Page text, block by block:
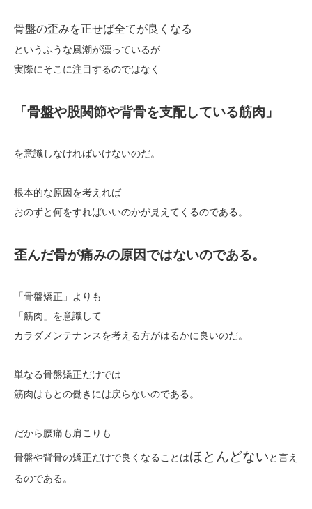
骨盤の歪みを正せば全てが良くなる
というふうな風潮が漂っているが
実際にそこに注目するのではなく
「骨盤や股関節や背骨を支配している筋肉」
を意識しなければいけないのだ。
根本的な原因を考えれば
おのずと何をすればいいのかが見えてくるのである。
歪んだ骨が痛みの原因ではないのである。
「骨盤矯正」よりも
「筋肉」を意識して
カラダメンテナンスを考える方がはるかに良いのだ。
単なる骨盤矯正だけでは
筋肉はもとの働きには戻らないのである。
だから腰痛も肩こりも
骨盤や背骨の矯正だけで良くなることはほとんどないと言え
るのである。